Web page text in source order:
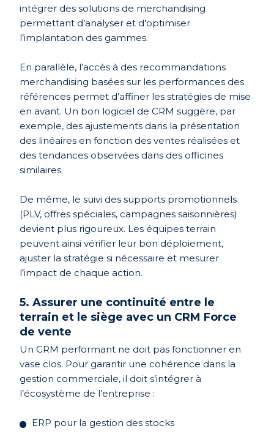
intégrer des solutions de merchandising
permettant d’analyser et d’optimiser
l’implantation des gammes.
En parallèle, l’accès à des recommandations
merchandising basées sur les performances des
références permet d’affiner les stratégies de mise
en avant. Un bon logiciel de CRM suggère, par
exemple, des ajustements dans la présentation
des linéaires en fonction des ventes réalisées et
des tendances observées dans des officines
similaires.
De même, le suivi des supports promotionnels
(PLV, offres spéciales, campagnes saisonnières)
devient plus rigoureux. Les équipes terrain
peuvent ainsi vérifier leur bon déploiement,
ajuster la stratégie si nécessaire et mesurer
l’impact de chaque action.
5. Assurer une continuité entre le
terrain et le siège avec un CRM Force
de vente
Un CRM performant ne doit pas fonctionner en
vase clos. Pour garantir une cohérence dans la
gestion commerciale, il doit s’intégrer à
l’écosystème de l’entreprise :
ERP pour la gestion des stocks